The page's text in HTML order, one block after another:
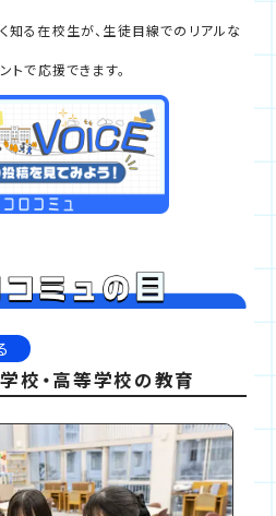
知る在校生が、生徒目線でのリアルな
トで応援できます。
校・高等学校の教育